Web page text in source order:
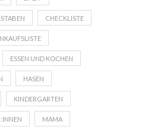
CHECKLISTE
ESSEN UND KOCHEN
HASEN
KINDERGARTEN
MAMA